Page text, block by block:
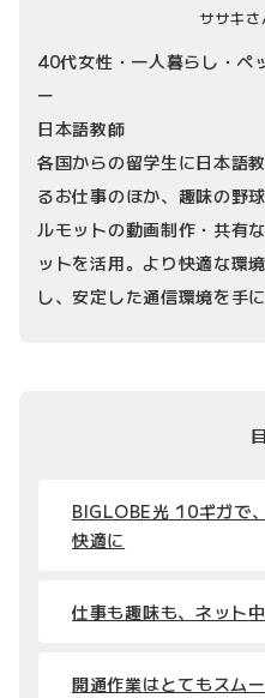
ササキさ
40代女性・一人暮らし・ペ
ー
日本語教師
各国からの留学生に日本語
るお仕事のほか、趣味の野
ルモットの動画制作・共有
ットを活用。より快適な環
し、安定した通信環境を手
BIGLOBE光 10ギガで
快適に
仕事も趣味も、ネット
開通作業はとてもスム